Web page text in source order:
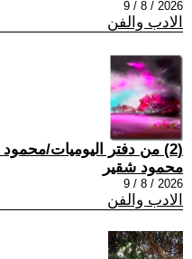
2026 / 8 / 9
الادب والفن
(2) من دفتر اليوميات/محمود شقير71
محمود شقير
2026 / 8 / 9
الادب والفن